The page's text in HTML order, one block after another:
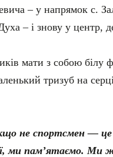
– у напрямок с.
– і знову у центр,
мати з собою білу
тризуб на
не спортсмен —
ми пам’ятаємо. Ми